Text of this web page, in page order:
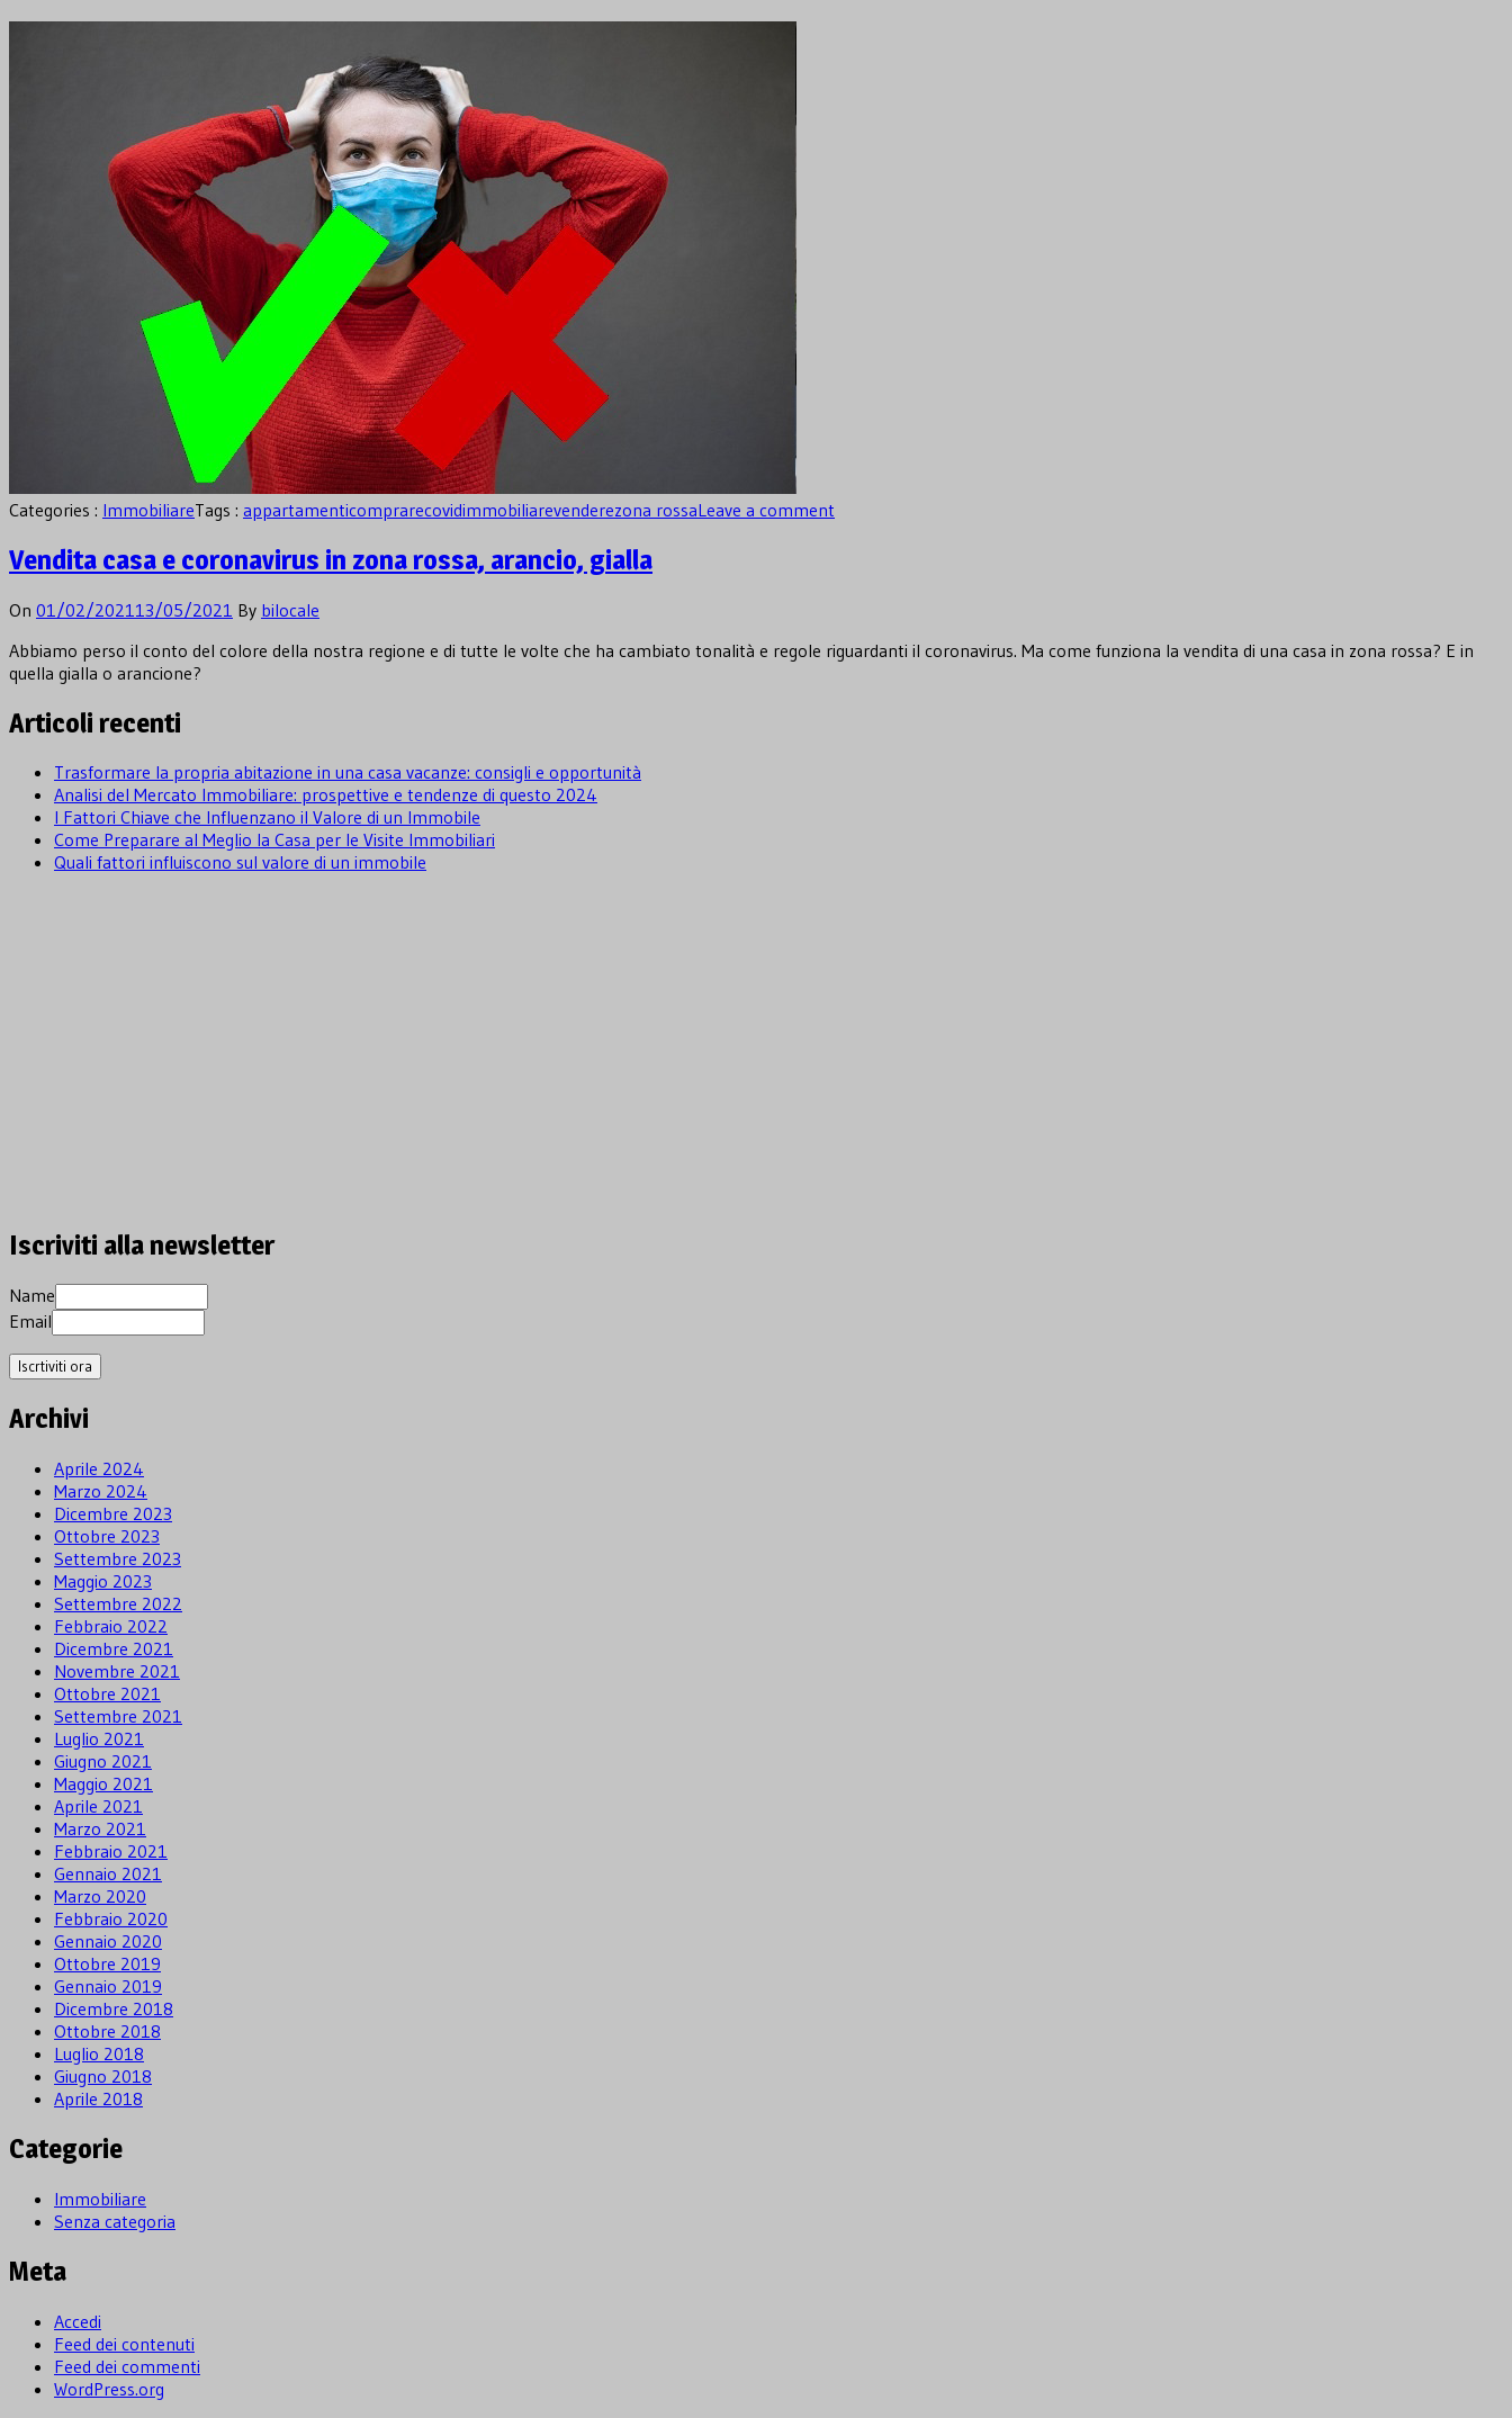
Categories : ImmobiliareTags : appartamenticomprarecovidimmobiliarevenderezona rossaLeave a comment
Vendita casa e coronavirus in zona rossa, arancio, gialla
On 01/02/2021 13/05/2021 By bilocale
Abbiamo perso il conto del colore della nostra regione e di tutte le volte che ha cambiato tonalità e regole riguardanti il coronavirus. Ma come funziona la vendita di una casa in zona rossa? E in
quella gialla o arancione?
Articoli recenti
Trasformare la propria abitazione in una casa vacanze: consigli e opportunità
Analisi del Mercato Immobiliare: prospettive e tendenze di questo 2024
I Fattori Chiave che Influenzano il Valore di un Immobile
Come Preparare al Meglio la Casa per le Visite Immobiliari
Quali fattori influiscono sul valore di un immobile
Iscriviti alla newsletter
Name
Email
Archivi
Aprile 2024
Marzo 2024
Dicembre 2023
Ottobre 2023
Settembre 2023
Maggio 2023
Settembre 2022
Febbraio 2022
Dicembre 2021
Novembre 2021
Ottobre 2021
Settembre 2021
Luglio 2021
Giugno 2021
Maggio 2021
Aprile 2021
Marzo 2021
Febbraio 2021
Gennaio 2021
Marzo 2020
Febbraio 2020
Gennaio 2020
Ottobre 2019
Gennaio 2019
Dicembre 2018
Ottobre 2018
Luglio 2018
Giugno 2018
Aprile 2018
Categorie
Immobiliare
Senza categoria
Meta
Accedi
Feed dei contenuti
Feed dei commenti
WordPress.org